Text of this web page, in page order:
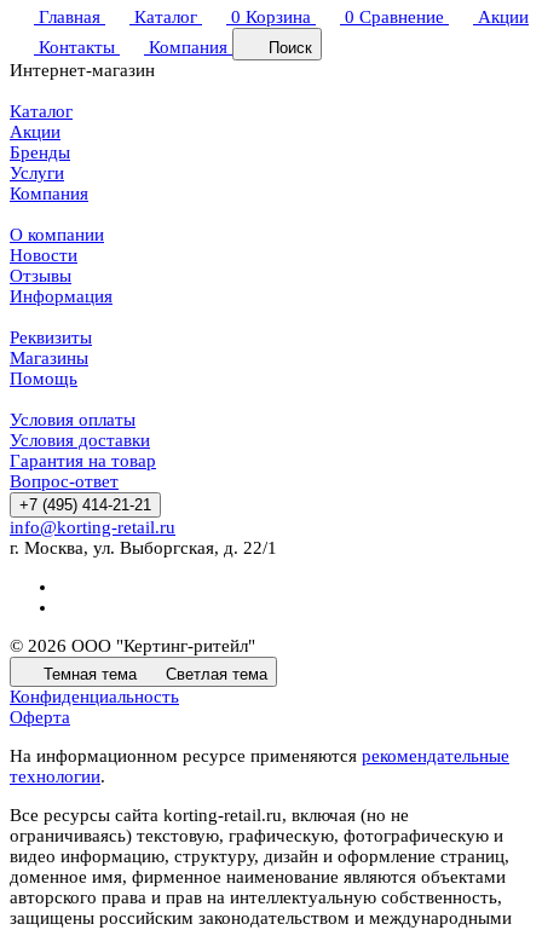
Главная
Каталог 0 Корзина 0 Сравнение
Акции
Контакты
Компания Поиск
Интернет-магазин
Каталог
Акции
Бренды
Услуги
Компания
О компании
Новости
Отзывы
Информация
Реквизиты
Магазины
Помощь
Условия оплаты
Условия доставки
Гарантия на товар
Вопрос-ответ
+7 (495) 414-21-21
info@korting-retail.ru
г. Москва, ул. Выборгская, д. 22/1
© 2026 ООО "Кертинг-ритейл"
Темная тема Светлая тема
Конфиденциальность
Оферта
На информационном ресурсе применяются рекомендательные
технологии.
Все ресурсы сайта korting-retail.ru, включая (но не
ограничиваясь) текстовую, графическую, фотографическую и
видео информацию, структуру, дизайн и оформление страниц,
доменное имя, фирменное наименование являются объектами
авторского права и прав на интеллектуальную собственность,
защищены российским законодательством и международными